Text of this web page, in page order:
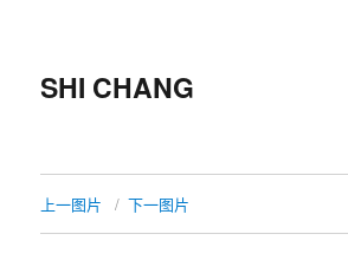
SHI CHANG
上一图片 下一图片